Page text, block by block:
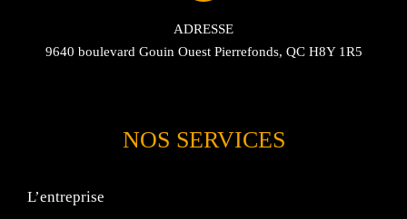
ADRESSE
9640 boulevard Gouin Ouest Pierrefonds, QC H8Y 1R5
NOS SERVICES
L’entreprise